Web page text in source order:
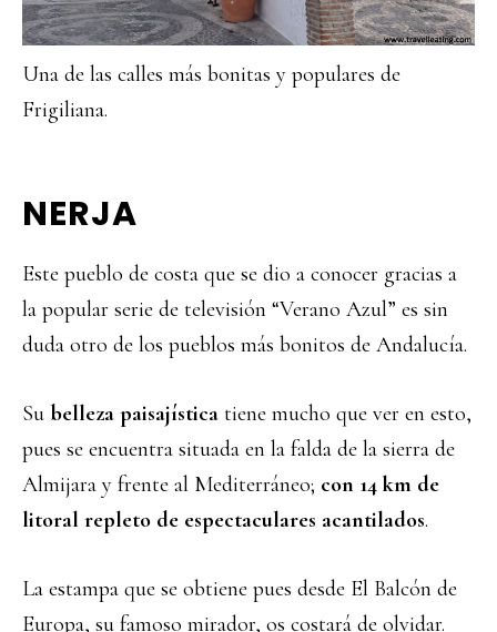
Una de las calles más bonitas y populares de
Frigiliana.
NERJA
Este pueblo de costa que se dio a conocer gracias a
la popular serie de televisión “Verano Azul” es sin
duda otro de los pueblos más bonitos de Andalucía.
Su belleza paisajística tiene mucho que ver en esto,
pues se encuentra situada en la falda de la sierra de
Almijara y frente al Mediterráneo; con 14 km de
litoral repleto de espectaculares acantilados.
La estampa que se obtiene pues desde El Balcón de
Europa, su famoso mirador, os costará de olvidar.